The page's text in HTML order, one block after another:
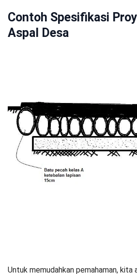
Contoh Spesifikasi
Aspal Desa
Untuk memudahkan pemahaman, kita